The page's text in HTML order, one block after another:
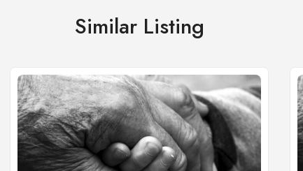
Similar Listing